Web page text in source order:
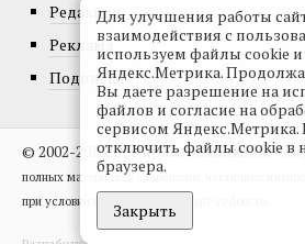
Редакция
Реклама
Подписка
© 2002-2026, Все права защищены.
полных материалов запрещено, частичное
при условии гиперссылки на сайт vedom.ru.
Для улучшения работы
взаимодействия с
используем файлы cookie и
Яндекс.Метрика.
Вы даете разрешение на
файлов и согласие на
сервисом Яндекс.Метрика.
отключить файлы cookie в
браузера.
Закрыть